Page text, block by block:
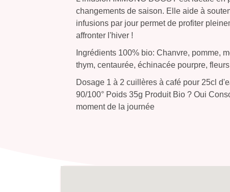
changements de saison. Elle aide à
infusions par jour permet de profiter
affronter l'hiver !
Ingrédients 100% bio: Chanvre, pomme,
thym, centaurée, échinacée pourpre,
Dosage 1 à 2 cuillères à café pour 25cl
90/100° Poids 35g Produit Bio ? Oui
moment de la journée